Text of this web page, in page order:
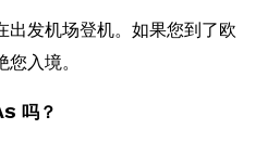
出发机场登机。如果您到了欧
入境。
吗？